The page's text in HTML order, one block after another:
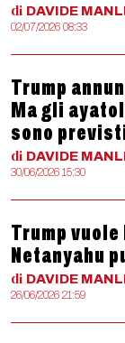
di DAVIDE
02/07/2026 08:33
Trump
Ma gli
sono
di DAVIDE
30/06/2026 15:30
Trump vuole
Netanyahu
di DAVIDE
26/06/2026 21:59